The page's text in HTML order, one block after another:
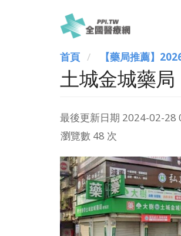
首頁 【藥局推薦】
土城金城藥局
最後更新日期 2024-02-28
瀏覽數 48 次